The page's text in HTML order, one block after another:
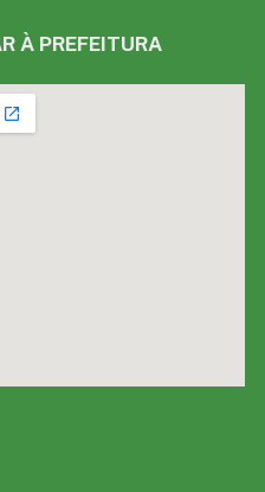
À PREFEITURA